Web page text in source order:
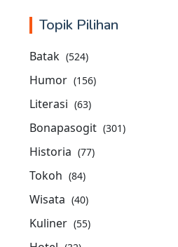
Topik Pilihan
Batak (524)
Humor (156)
Literasi (63)
Bonapasogit (301)
Historia (77)
Tokoh (84)
Wisata (40)
Kuliner (55)